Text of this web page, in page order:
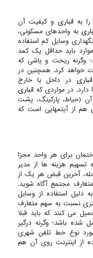
به انباریو کیفیت آن
به واحدهای مسکونی،
وسایل کم استفاده
باید حداقل یک کمد
وگرنه ریخت و پاشی که
خواهد کرد. همچنین در
انباری در داخل یا خارج
در مواردی که انباری
(حیاط، پارکینگ، پشت
هم از آیتمهایی است که
برای هر واحد مجزا
هزینه ها از مدیر
آخرین قبض هر یک از
متعارف مجتمع آگاه شوید.
دلیل استفاده از وسایل
نسبت به سهم متعارف
می کنند که باید قبلا
شده باشد؛ وگرنه درگیر
نوع خط تلفن شهری
از اینترنت روی آن هم